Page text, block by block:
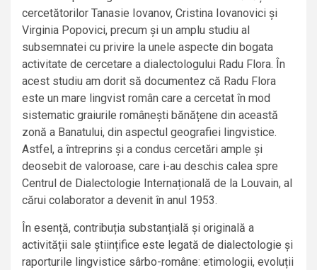
cercetătorilor Tanasie Iovanov, Cristina Iovanovici și
Virginia Popovici, precum și un amplu studiu al
subsemnatei cu privire la unele aspecte din bogata
activitate de cercetare a dialectologului Radu Flora. În
acest studiu am dorit să documentez că Radu Flora
este un mare lingvist român care a cercetat în mod
sistematic graiurile românești bănățene din această
zonă a Banatului, din aspectul geografiei lingvistice.
Astfel, a întreprins și a condus cercetări ample și
deosebit de valoroase, care i-au deschis calea spre
Centrul de Dialectologie Internațională de la Louvain, al
cărui colaborator a devenit în anul 1953.
În esență, contribuția substanțială și originală a
activității sale științifice este legată de dialectologie și
raporturile lingvistice sârbo-române: etimologii, evoluții